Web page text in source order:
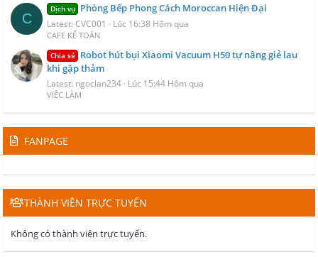
C
Dịch vụ Phòng Bếp Phong Cách Moroccan Hiện Đại
Latest: CVC001 Lúc 16:38 Hôm qua
CAFE KẾ TOÁN
Chia sẻ Robot hút bụi Xiaomi Vacuum H50 tự nâng giẻ lau
khi gặp thảm
Latest: ngoclan234 Lúc 15:44 Hôm qua
VIỆC LÀM
FANPAGE
THÀNH VIÊN TRỰC TUYẾN
Không có thành viên trực tuyến.